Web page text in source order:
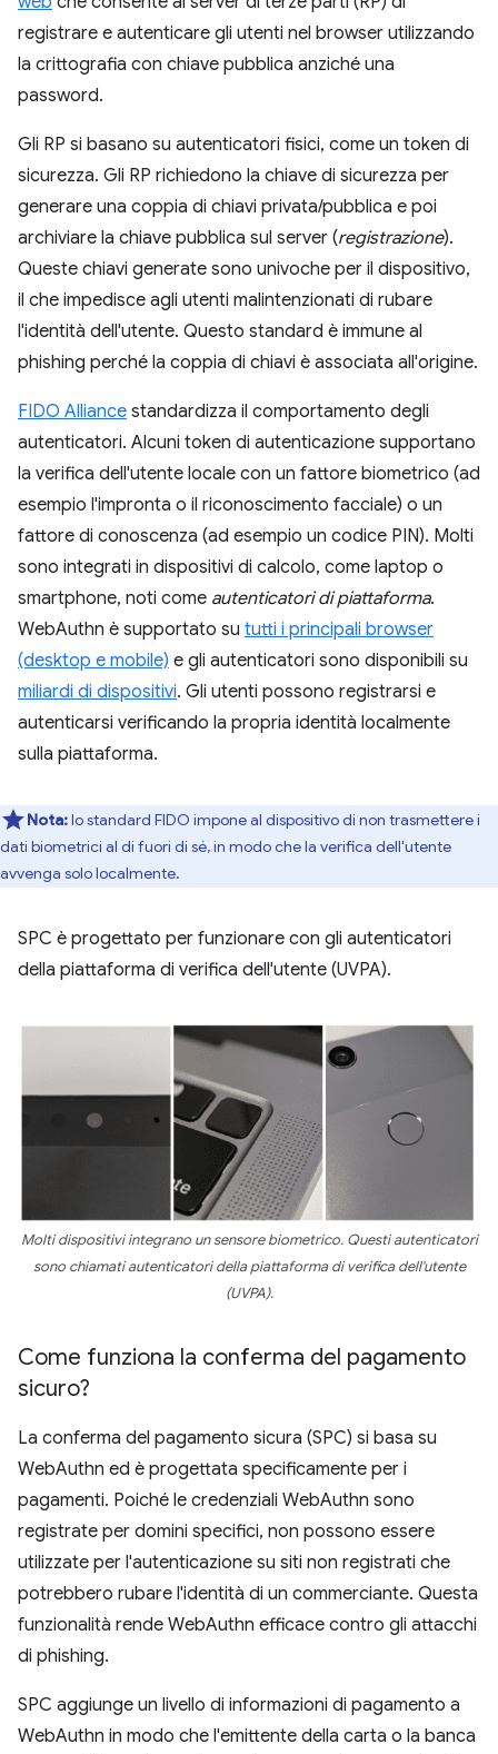
registrare e autenticare gli utenti nel browser utilizzando
la crittografia con chiave pubblica anziché una
password.
Gli RP si basano su autenticatori fisici, come un token di
sicurezza. Gli RP richiedono la chiave di sicurezza per
generare una coppia di chiavi privata/pubblica e poi
archiviare la chiave pubblica sul server (registrazione).
Queste chiavi generate sono univoche per il dispositivo,
il che impedisce agli utenti malintenzionati di rubare
l'identità dell'utente. Questo standard è immune al
phishing perché la coppia di chiavi è associata all'origine.
FIDO Alliance standardizza il comportamento degli
autenticatori. Alcuni token di autenticazione supportano
la verifica dell'utente locale con un fattore biometrico (ad
esempio l'impronta o il riconoscimento facciale) o un
fattore di conoscenza (ad esempio un codice PIN). Molti
sono integrati in dispositivi di calcolo, come laptop o
smartphone, noti come autenticatori di piattaforma.
WebAuthn è supportato su tutti i principali browser
(desktop e mobile) e gli autenticatori sono disponibili su
miliardi di dispositivi. Gli utenti possono registrarsi e
autenticarsi verificando la propria identità localmente
sulla piattaforma.
Nota:lo standard FIDO impone al dispositivo di non trasmettere i
dati biometrici al di fuori di sé, in modo che la verifica dell'utente
avvenga solo localmente.
SPC è progettato per funzionare con gli autenticatori
della piattaforma di verifica dell'utente (UVPA).
Molti dispositivi integrano un sensore biometrico. Questi autenticatori
sono chiamati autenticatori della piattaforma di verifica dell'utente
(UVPA).
Come funziona la conferma del pagamento
sicuro?
La conferma del pagamento sicura (SPC) si basa su
WebAuthn ed è progettata specificamente per i
pagamenti. Poiché le credenziali WebAuthn sono
registrate per domini specifici, non possono essere
utilizzate per l'autenticazione su siti non registrati che
potrebbero rubare l'identità di un commerciante. Questa
funzionalità rende WebAuthn efficace contro gli attacchi
di phishing.
SPC aggiunge un livello di informazioni di pagamento a
WebAuthn in modo che l'emittente della carta o la banca